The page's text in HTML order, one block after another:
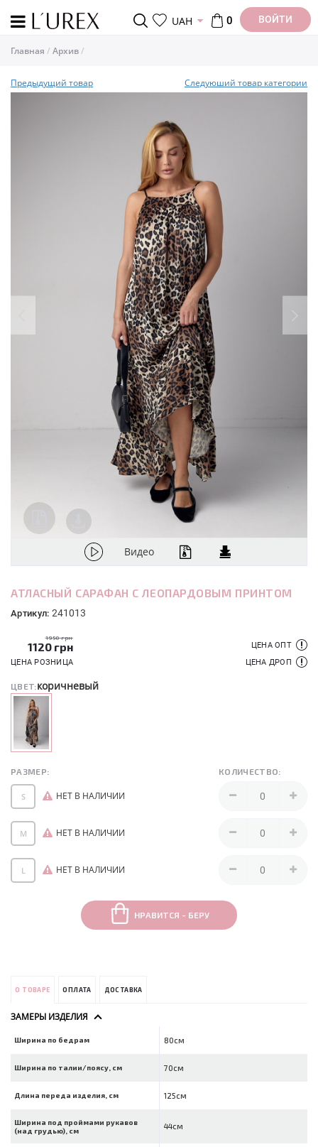
UAH 0 ВОЙТИ
Главная Архив
Предыдущий товар Следуюший товар категории
Видео
АТЛАСНЫЙ САРАФАН С ЛЕОПАРДОВЫМ ПРИНТОМ
Артикул: 241013
1950 грн
1120 грн
ЦЕНА РОЗНИЦА
ЦЕНА ОПТ
ЦЕНА ДРОП
ЦВЕТ:коричневый
РАЗМЕР: КОЛИЧЕСТВО:
S НЕТ В НАЛИЧИИ
M НЕТ В НАЛИЧИИ
L НЕТ В НАЛИЧИИ
НРАВИТСЯ - БЕРУ
О ТОВАРЕ ОПЛАТА ДОСТАВКА
ЗАМЕРЫ ИЗДЕЛИЯ
Ширина по бедрам 80см
Ширина по талии/поясу, см 70см
Длина переда изделия, см 125см
Ширина под проймами рукавов
(над грудью), см
44см